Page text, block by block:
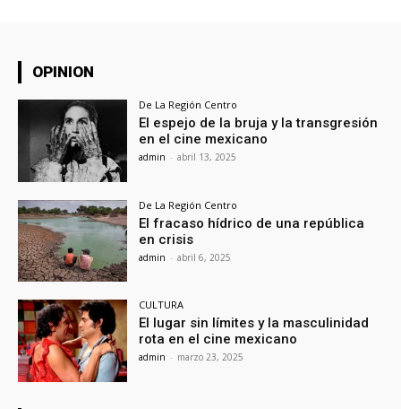
OPINION
De La Región Centro
El espejo de la bruja y la transgresión
en el cine mexicano
admin - abril 13, 2025
De La Región Centro
El fracaso hídrico de una república
en crisis
admin - abril 6, 2025
CULTURA
El lugar sin límites y la masculinidad
rota en el cine mexicano
admin - marzo 23, 2025